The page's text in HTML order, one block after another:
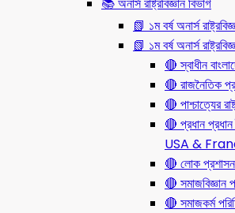
📗 ১ম বর্ষ অনার্স
📗 ১ম বর্ষ অনার্স
🔴 স্বাধীন
🔴 রাজনৈতিক
🔴 পাশ্চাত্যের
🔴 প্রধান
USA &
🔴 লোক প্রশাসন
🔴 সমাজবিজ্ঞান
🔴 সমাজকর্ম